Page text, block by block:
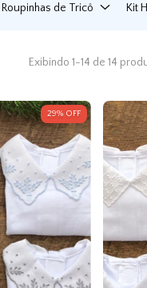
Roupinhas de Tricô Kit
Exibindo 1-14 de 14
29% OFF